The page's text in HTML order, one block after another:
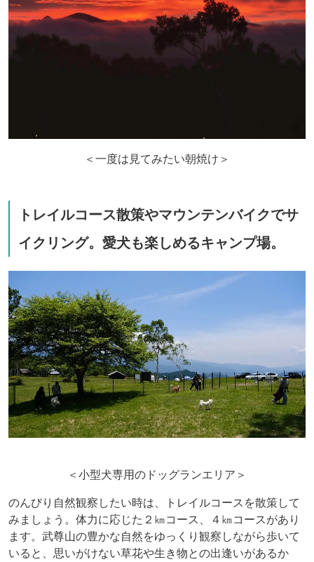
＜一度は見てみたい朝焼け＞
トレイルコース散策やマウンテンバイクでサ
イクリング。愛犬も楽しめるキャンプ場。
＜小型犬専用のドッグランエリア＞
のんびり自然観察したい時は、トレイルコースを散策して
みましょう。体力に応じた２㎞コース、４㎞コースがあり
ます。武尊山の豊かな自然をゆっくり観察しながら歩いて
いると、思いがけない草花や生き物との出逢いがあるか